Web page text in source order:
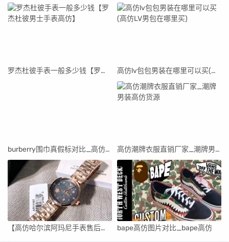
罗杰杜彼手表一般多少钱【罗杰杜彼男士手表高仿】 高仿lv包包男装在哪里可以买(高仿LV男包在哪里买)
burberry围巾真假标对比_高仿burberry围巾 高仿潮牌衣服直销厂家_潮牌男装高仿货源
【高仿哈尔滨阿玛尼手表售后维修中心】 bape高仿图片对比_bape高仿